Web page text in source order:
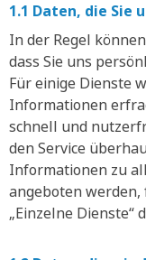
1.1 Daten, die Sie
In der Regel
dass Sie uns
Für einige Dienste
Informationen
schnell und
den Service
Informationen zu
angeboten
„Einzelne Dienste“